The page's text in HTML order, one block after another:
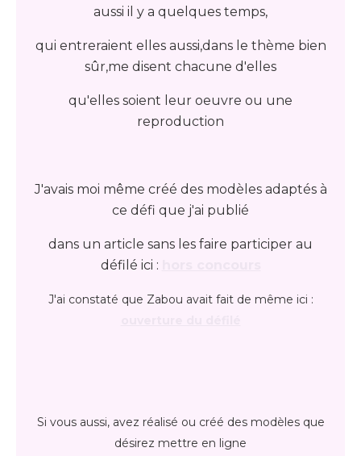
aussi il y a quelques temps,
qui entreraient elles aussi,dans le thème bien
sûr,me disent chacune d'elles
qu'elles soient leur oeuvre ou une
reproduction
J'avais moi même créé des modèles adaptés à
ce défi que j'ai publié
dans un article sans les faire participer au
défilé ici :
J'ai constaté que Zabou avait fait de même ici :
Si vous aussi, avez réalisé ou créé des modèles que
désirez mettre en ligne